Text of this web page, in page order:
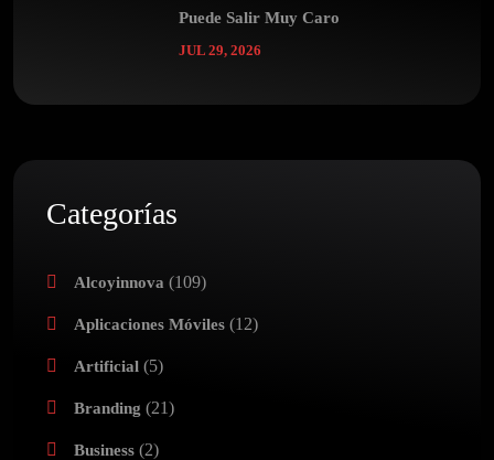
Puede Salir Muy Caro
JUL 29, 2026
Categorías
Alcoyinnova (109)
Aplicaciones Móviles (12)
Artificial (5)
Branding (21)
Business (2)